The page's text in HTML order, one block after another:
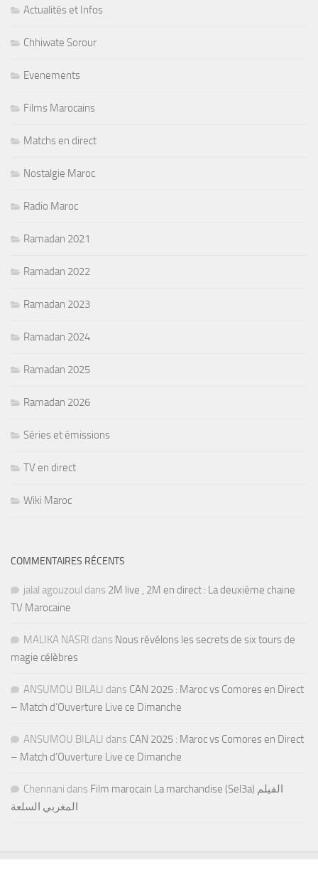
Actualités et Infos
Chhiwate Sorour
Evenements
Films Marocains
Matchs en direct
Nostalgie Maroc
Radio Maroc
Ramadan 2021
Ramadan 2022
Ramadan 2023
Ramadan 2024
Ramadan 2025
Ramadan 2026
Séries et émissions
TV en direct
Wiki Maroc
COMMENTAIRES RÉCENTS
jalal agouzoul dans 2M live , 2M en direct : La deuxième chaine
TV Marocaine
MALIKA NASRI dans Nous révélons les secrets de six tours de
magie célèbres
ANSUMOU BILALI dans CAN 2025 : Maroc vs Comores en Direct
– Match d’Ouverture Live ce Dimanche
ANSUMOU BILALI dans CAN 2025 : Maroc vs Comores en Direct
– Match d’Ouverture Live ce Dimanche
Chennani dans Film marocain La marchandise (Sel3a) الفيلم
المغربي السلعة